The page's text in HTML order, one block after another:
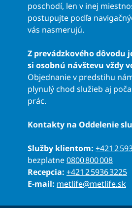
poschodí, len v inej
postupujte podľa
vás nasmerujú.
Z prevádzkového dôvodu
si osobnú návštevu vždy
Objednanie v predstihu
plynulý chod služieb aj
prác.
Kontakty na Oddelenie
Služby klientom: +421 2
bezplatne0800 800 008
Recepcia: +421 2 5936 3225
E-mail: metlife@metlife.sk